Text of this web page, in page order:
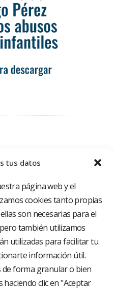
tus datos
página web y el
cookies tanto propias
son necesarias para el
también utilizamos
utilizadas para facilitar tu
información útil.
de forma granular o bien
clic en "Aceptar
de los proveedores
en España, creado
el acceso a una
Nuestra red asistencial
y 37 centros médicos